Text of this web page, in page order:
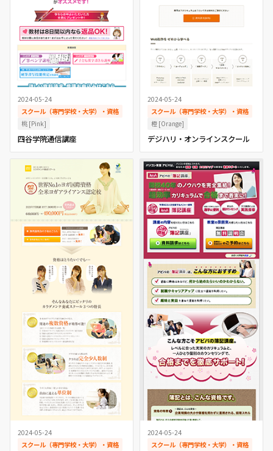
2024-05-24
スクール（専門学校・大学）・資格
桃 [Pink]
四谷学院通信講座
2024-05-24
スクール（専門学校・大学）・資格
橙 [Orange]
デジハリ・オンラインスクール
2024-05-24
スクール（専門学校・大学）・資格
2024-05-24
スクール（専門学校・大学）・資格